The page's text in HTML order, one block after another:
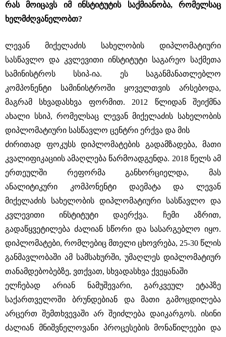
რას მოიცავს იმ ინსტიტუტის საქმიანობა, რომელსაც
ხელმძღვანელობთ?
ლევან მიქელაძის სახელობის დიპლომატიური
სასწავლო და კვლევითი ინსტიტუტი საგარეო საქმეთა
სამინისტროს სსიპ-ია. ეს საგანმანათლებლო
კომპონენტი სამინისტროში ყოველთვის არსებოდა,
მაგრამ სხვადასხვა ფორმით. 2012 წლიდან შეიქმნა
ახალი სსიპ, რომელსაც ლევან მიქელაძის სახელობის
დიპლომატიური სასწავლო ცენტრი ერქვა და მის
ძირითად ფოკუსს დიპლომატების გადამზადება, მათი
კვალიფიკაციის ამაღლება წარმოადგენდა. 2018 წელს ამ
ერთეულში რეფორმა განხორციელდა, მას
ანალიტიკური კომპონენტი დაემატა და ლევან
მიქელაძის სახელობის დიპლომატიური სასწავლო და
კვლევითი ინსტიტუტი დაერქვა. ჩემი აზრით,
გადაწყვეტილება ძალიან სწორი და სასარგებლო იყო.
დიპლომატები, რომლებიც მთელი ცხოვრება, 25-30 წლის
განმავლობაში ამ სამსახურში, უმაღლეს დიპლომატიურ
თანამდებობებზე, ვთქვათ, სხვადასხვა ქვეყანაში
ელჩებად არიან ნამუშევარი, გარკვეულ ეტაპზე
საქართველოში ბრუნდებიან და მათი გამოცდილება
არცერთ შემთხვევაში არ შეიძლება დაიკარგოს. ისინი
ძალიან მნიშვნელოვანი პროცესების მონაწილეები და